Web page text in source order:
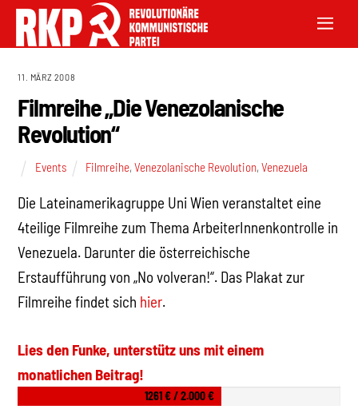
11. MÄRZ 2008
Filmreihe „Die Venezolanische
Revolution“
Events Filmreihe,Venezolanische Revolution,Venezuela
Die Lateinamerikagruppe Uni Wien veranstaltet eine
4teilige Filmreihe zum Thema ArbeiterInnenkontrolle in
Venezuela. Darunter die österreichische
Erstaufführung von „No volveran!“. Das Plakat zur
Filmreihe findet sich hier.
Lies den Funke, unterstütz uns mit einem
monatlichen Beitrag!
1261 € / 2.000 €